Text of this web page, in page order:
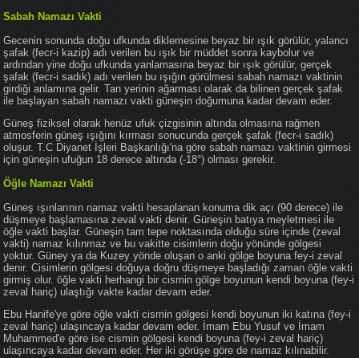
Sabah Namazı Vakti
Gecenin sonunda doğu ufkunda diklemesine beyaz bir ışık görülür, yalancı
şafak (fecr-i kazip) adı verilen bu ışık bir müddet sonra kaybolur ve
ardından yine doğu ufkunda yanlamasına beyaz bir ışık görülür, gerçek
şafak (fecr-i sadık) adı verilen bu ışığın görülmesi sabah namazı vaktinin
girdiği anlamına gelir. Tan yerinin ağarması olarak da bilinen gerçek şafak
ile başlayan sabah namazı vakti güneşin doğumuna kadar devam eder.
Güneş fiziksel olarak henüz ufuk çizgisinin altında olmasına rağmen
atmosferin güneş ışığını kırması sonucunda gerçek şafak (fecr-i sadık)
oluşur. T.C Diyanet İşleri Başkanlığı'na göre sabah namazı vaktinin girmesi
için güneşin ufuğun 18 derece altında (-18°) olması gerekir.
Öğle Namazı Vakti
Güneş ışınlarının namaz vakti hesaplanan konuma dik açı (90 derece) ile
düşmeye başlamasına zeval vakti denir. Güneşin batıya meyletmesi ile
öğle vakti başlar. Güneşin tam tepe noktasında olduğu süre içinde (zeval
vakti) namaz kılınmaz ve bu vakitte cisimlerin doğu yönünde gölgesi
yoktur. Güney ya da Kuzey yönde oluşan o anki gölge boyuna fey-i zeval
denir. Cisimlerin gölgesi doğuya doğru düşmeye başladığı zaman öğle vakti
girmiş olur. öğle vakti herhangi bir cismin gölge boyunun kendi boyuna (fey-i
zeval hariç) ulaştığı vakte kadar devam eder.
Ebu Hanife'ye göre öğle vakti cismin gölgesi kendi boyunun iki katına (fey-i
zeval hariç) ulaşıncaya kadar devam eder. İmam Ebu Yusuf ve İmam
Muhammed'e göre ise cismin gölgesi kendi boyuna (fey-i zeval hariç)
ulaşıncaya kadar devam eder. Her iki görüşe göre de namaz kılınabilir.